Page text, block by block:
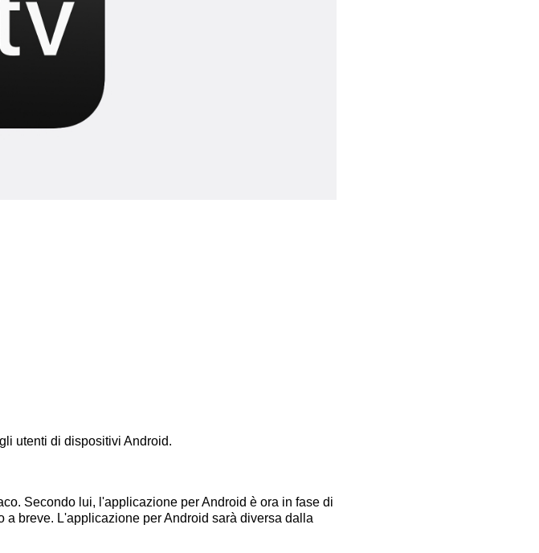
utenti di dispositivi Android.
Secondo lui, l'applicazione per Android è ora in fase di
a breve. L'applicazione per Android sarà diversa dalla